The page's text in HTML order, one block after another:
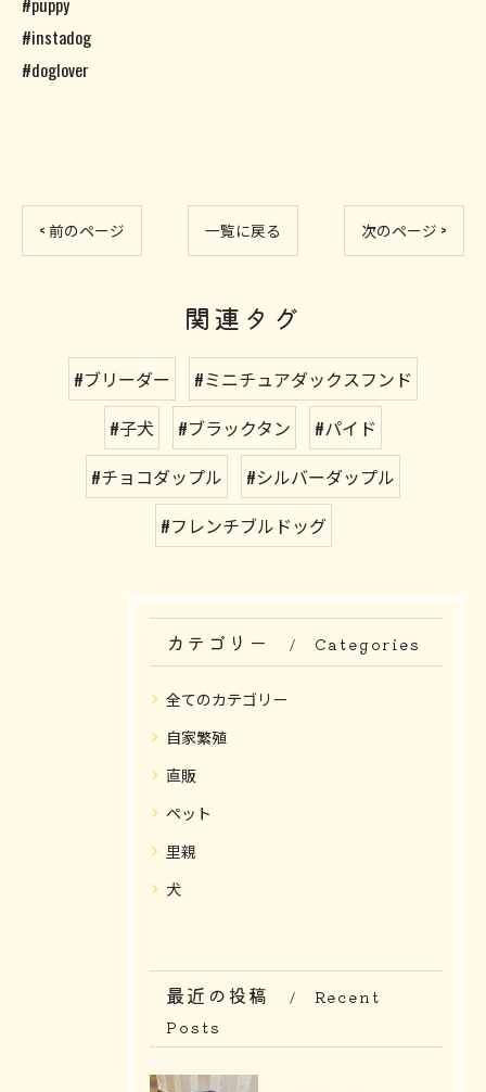
#instadog
#doglover
< 前のページ 一覧に戻る 次のページ >
関連タグ
#ブリーダー
#ミニチュアダックスフンド
#子犬
#ブラックタン
#パイド
#チョコダップル
#シルバーダップル
#フレンチブルドッグ
カテゴリー Categories
全てのカテゴリー
自家繁殖
直販
ペット
里親
犬
最近の投稿
Recent
Posts